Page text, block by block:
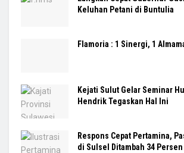
Keluhan Petani di Buntulia
Flamoria : 1 Sinergi, 1
Kejati Sulut Gelar Seminar
Hendrik Tegaskan Hal Ini
Respons Cepat Pertamina,
di Sulsel Ditambah 34 Persen